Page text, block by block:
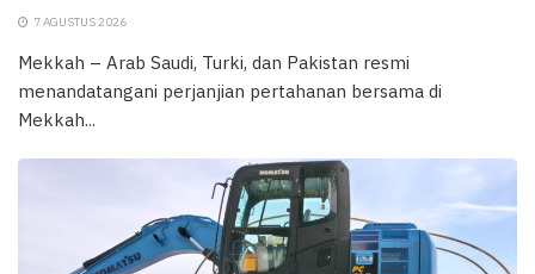
7 AGUSTUS 2026
Mekkah – Arab Saudi, Turki, dan Pakistan resmi
menandatangani perjanjian pertahanan bersama di
Mekkah...